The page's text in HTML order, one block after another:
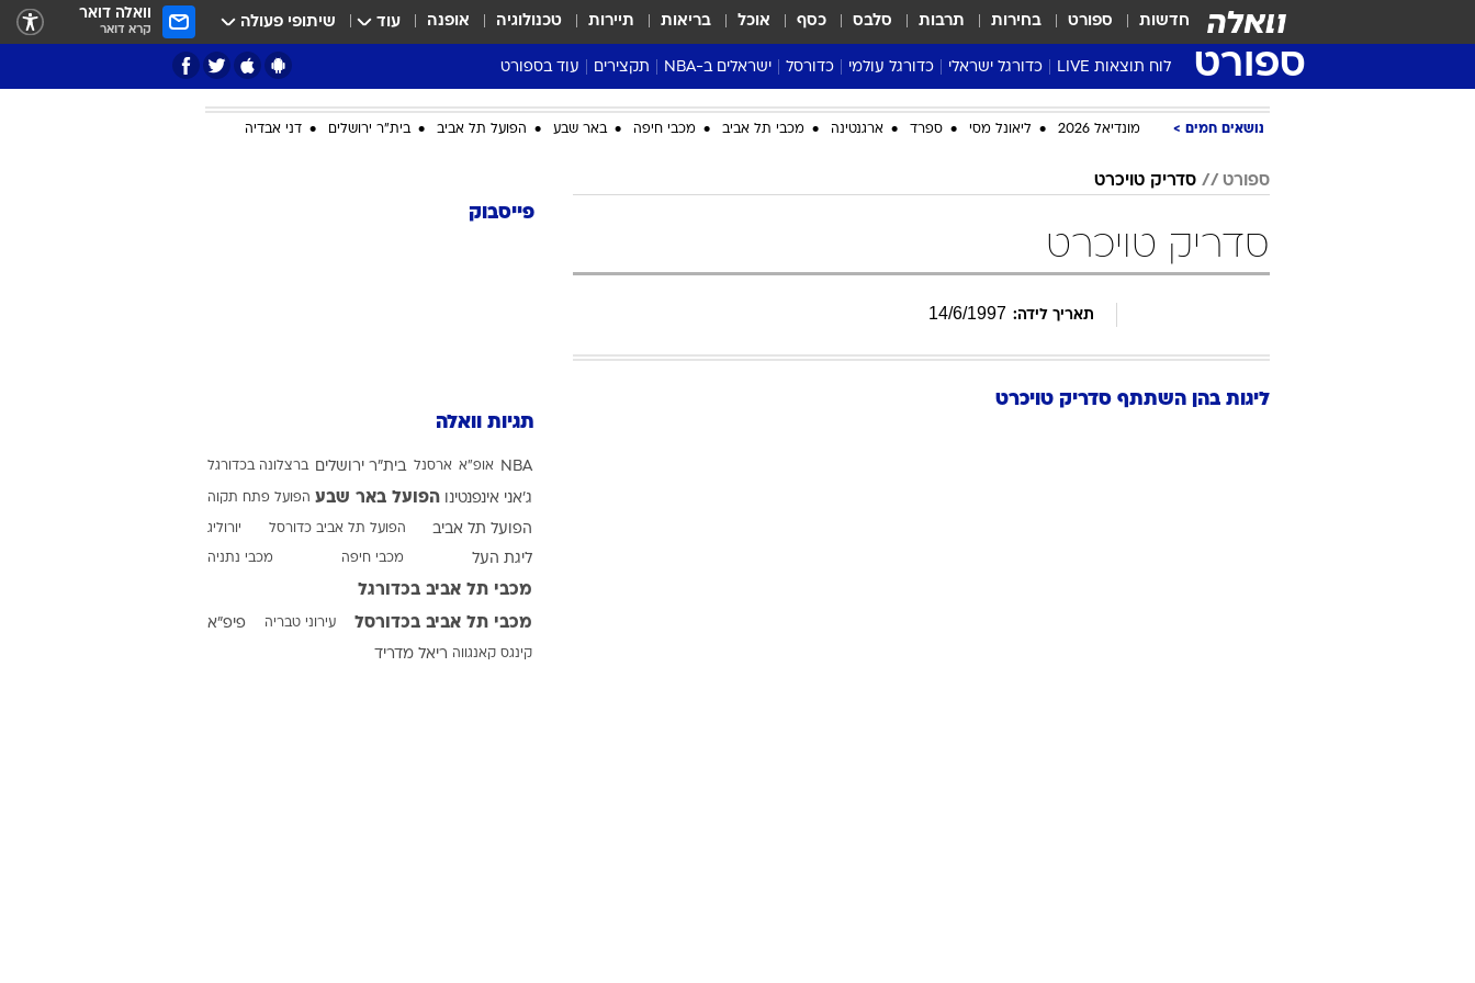
חדשות ספורט בחירות תרבות סלבס כסף אוכל בריאות תיירות טכנולוגיה אופנה עוד שיתופי פעולה וואלה דואר
קרא דואר
ספורט לוח תוצאות LIVE כדורגל ישראלי
ליגת העל Winner
נבחרות ישראל
ליגה לאומית
כדורגל עולמי
ליגה אנגלית
ליגת האלופות
הליגה האירופית
כדורסל
ליגת העל
כדורסל נשים
ישראלים ב-NBA
דני אבדיה
תקצירים עוד בספורט
מונדיאל 2026
NBA
פודקאסטים
אבא של שבת
ענפים נוספים
לוח שידורים
החידה של ספורט1
ארכיון מדורים מחוץ לקווים
4-4-2 כתבו לנו
נושאים חמים מונדיאל 2026 ליאונל מסי ספרד ארגנטינה מכבי תל אביב מכבי חיפה באר שבע הפועל תל אביב בית"ר ירושלים דני אבדיה
ספורט סדריק טויכרט
סדריק טויכרט
תאריך לידה: 14/6/1997
ליגות בהן השתתף סדריק טויכרט
פייסבוק
תגיות וואלה
NBA אופ"א ארסנל בית"ר ירושלים ברצלונה בכדורגל
ג'אני אינפנטינו הפועל באר שבע הפועל פתח תקוה
הפועל תל אביב הפועל תל אביב כדורסל יורוליג
ליגת העל מכבי חיפה מכבי נתניה
מכבי תל אביב בכדורגל
מכבי תל אביב בכדורסל
עירוני טבריה פיפ"א
קינגס קאנגווה ריאל מדריד